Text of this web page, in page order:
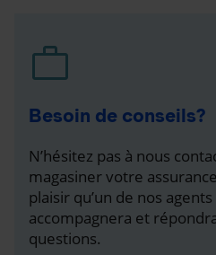
Besoin de conseils?
N’hésitez pas à nous
magasiner votre
plaisir qu’un de nos
accompagnera et
questions.